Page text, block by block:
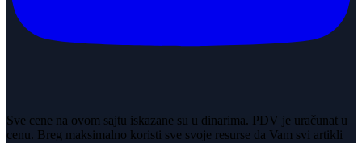
Sve cene na ovom sajtu iskazane su u dinarima. PDV je uračunat u
cenu. Breg maksimalno koristi sve svoje resurse da Vam svi artikli